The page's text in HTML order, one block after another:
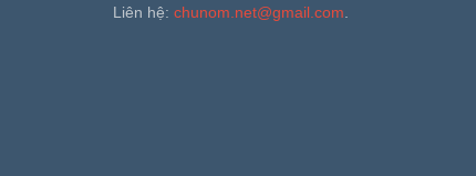
Liên hệ: chunom.net@gmail.com